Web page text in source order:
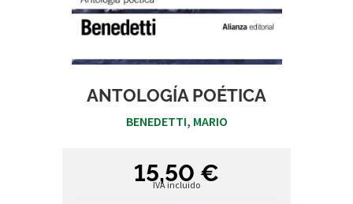
ANTOLOGÍA POÉTICA
BENEDETTI, MARIO
15,50 €
IVA incluido